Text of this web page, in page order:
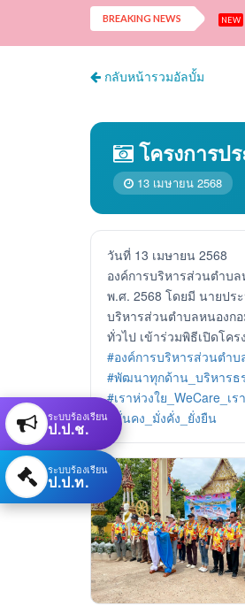
BREAKING NEWS NEW
กลับหน้ารวมอัลบั้ม
โครงการป
13 เมษายน 2568
วันที่ 13 เมษายน 2568
องค์การบริหารส่วนตำบ
พ.ศ. 2568 โดยมี นายปร
บริหารส่วนตำบลหนองก
ทั่วไป เข้าร่วมพิธีเปิดโค
#องค์การบริหารส่วนตำบ
#พัฒนาทุกด้าน_บริหารธ
#เราห่วงใย_WeCare_เร
#มั่นคง_มั่งคั่ง_ยั่งยืน
ระบบร้องเรียน
ป.ป.ช.
ระบบร้องเรียน
ป.ป.ท.